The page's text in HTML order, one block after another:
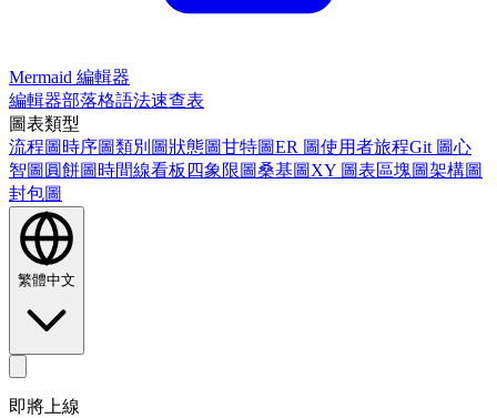
Mermaid 編輯器
編輯器部落格語法速查表
圖表類型
流程圖 時序圖類別圖狀態圖甘特圖ER 圖使用者旅程Git 圖心
智圖 圓餅圖 時間線看板 四象限圖桑基圖 XY 圖表區塊圖架構圖
封包圖
繁體中文
即將上線